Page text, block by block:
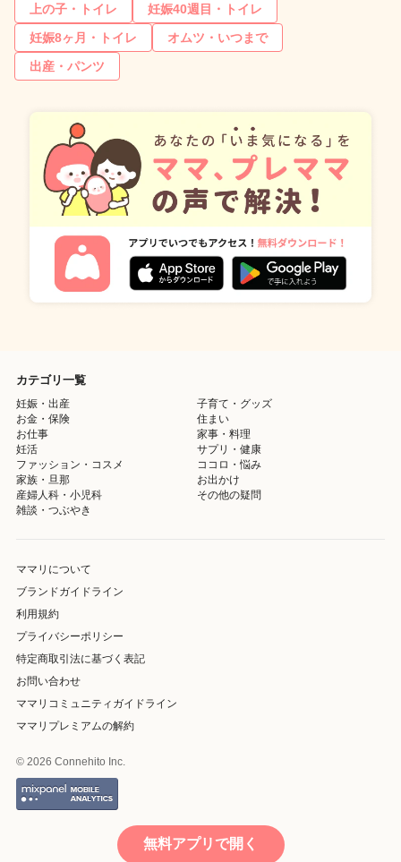
上の子・トイレ
妊娠40週目・トイレ
妊娠8ヶ月・トイレ
オムツ・いつまで
出産・パンツ
カテゴリ一覧
妊娠・出産
子育て・グッズ
お金・保険
住まい
お仕事
家事・料理
妊活
サプリ・健康
ファッション・コスメ
ココロ・悩み
家族・旦那
お出かけ
産婦人科・小児科
その他の疑問
雑談・つぶやき
ママリについて
ブランドガイドライン
利用規約
プライバシーポリシー
特定商取引法に基づく表記
お問い合わせ
ママリコミュニティガイドライン
ママリプレミアムの解約
© 2026 Connehito Inc.
無料アプリで開く